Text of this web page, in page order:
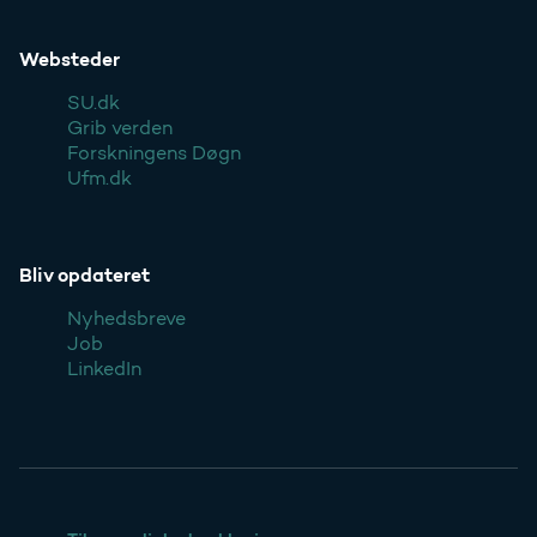
Websteder
SU.dk
Grib verden
Forskningens Døgn
Ufm.dk
Bliv opdateret
Nyhedsbreve
Job
LinkedIn